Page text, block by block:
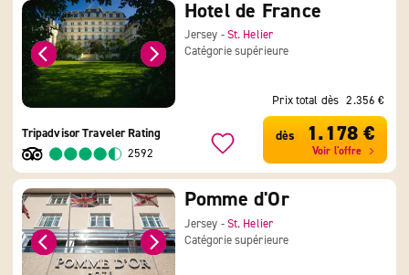
Hotel de France
Jersey -St. Helier
Catégorie supérieure
Tripadvisor Traveler Rating
2592
Prix total dès 2.356 €
dès 1.178 €
Voir l'offre
Pomme d'Or
Jersey -St. Helier
Catégorie supérieure